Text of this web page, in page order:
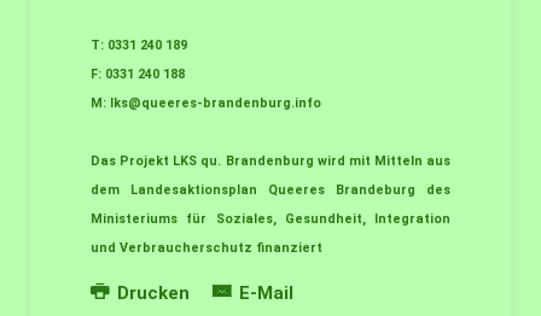
T: 0331 240 189
F: 0331 240 188
M:
lks@queeres-brandenburg.info
Das Projekt LKS qu. Brandenburg wird mit Mitteln aus
dem Landesaktionsplan Queeres Brandeburg des
Ministeriums für Soziales, Gesundheit, Integration
und Verbraucherschutz finanziert
Drucken E-Mail